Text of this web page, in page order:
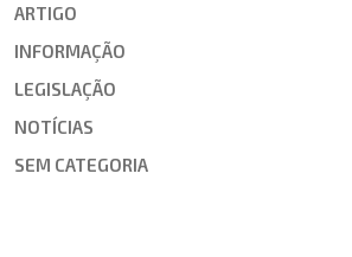
ARTIGO
INFORMAÇÃO
LEGISLAÇÃO
NOTÍCIAS
SEM CATEGORIA